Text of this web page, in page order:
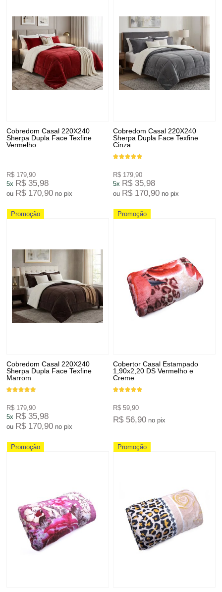
Cobredom Casal 220X240
Sherpa Dupla Face Texfine
Vermelho
R$ 179,90
5x R$ 35,98
ou R$ 170,90 no pix
Cobredom Casal 220X240
Sherpa Dupla Face Texfine
Cinza
R$ 179,90
5x R$ 35,98
ou R$ 170,90 no pix
Promoção
Cobredom Casal 220X240
Sherpa Dupla Face Texfine
Marrom
R$ 179,90
5x R$ 35,98
ou R$ 170,90 no pix
Promoção
Cobertor Casal Estampado
1,90x2,20 DS Vermelho e
Creme
R$ 59,90
R$ 56,90 no pix
Promoção Promoção